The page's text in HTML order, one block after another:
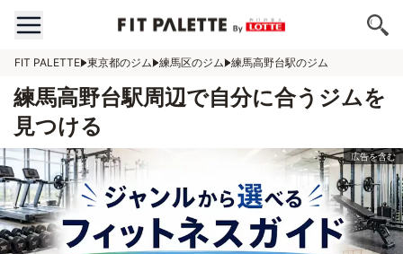
FIT PALETTE 東京都のジム 練馬区のジム 練馬高野台駅のジム
練馬高野台駅周辺で自分に合うジムを
見つける